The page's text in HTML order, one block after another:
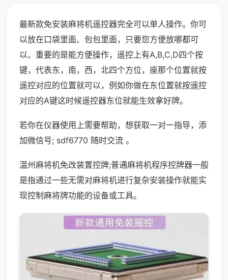
最新款免安装麻将机遥控器完全可以单人操作。你可
以放在口袋里面、包包里面，只要您方便放哪都可
以、重要的是能方便操作，遥控上有A,B,C,D四个按
键，代表东，南，西，北四个方位，座那个位置就按
遥控对应的位置就可以，例如你做在东位置就按遥控
对应的A键这时候遥控器东位就能生效拿好牌。
若你在仪器使用上需要帮助，想获取一对一指导，添
加微信号; sdf6770 随时交流 。
温州麻将机免改装置控牌;普通麻将机程序控牌器一般
是指通过一些无需对麻将机进行复杂安装操作就能实
现控制麻将牌功能的设备或工具。